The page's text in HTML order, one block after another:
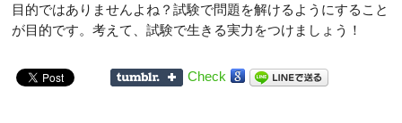
目的ではありませんよね？試験で問題を解けるようにすること
が目的です。考えて、試験で生きる実力をつけましょう！
Check